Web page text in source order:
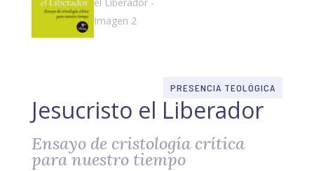
PRESENCIA TEOLÓGICA
Jesucristo el Liberador
Ensayo de cristología crítica
para nuestro tiempo